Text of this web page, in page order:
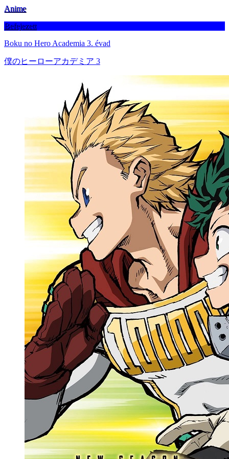
Anime
Befejezett
Boku no Hero Academia 3. évad
僕のヒーローアカデミア 3